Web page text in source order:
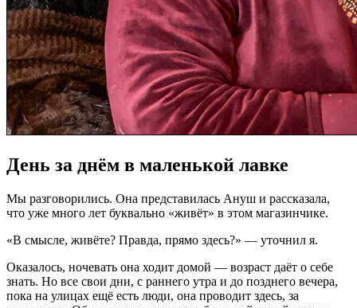
День за днём в маленькой лавке
Мы разговорились. Она представилась Ануш и рассказала,
что уже много лет буквально «живёт» в этом магазинчике.
«В смысле, живёте? Правда, прямо здесь?» — уточнил я.
Оказалось, ночевать она ходит домой — возраст даёт о себе
знать. Но все свои дни, с раннего утра и до позднего вечера,
пока на улицах ещё есть люди, она проводит здесь, за